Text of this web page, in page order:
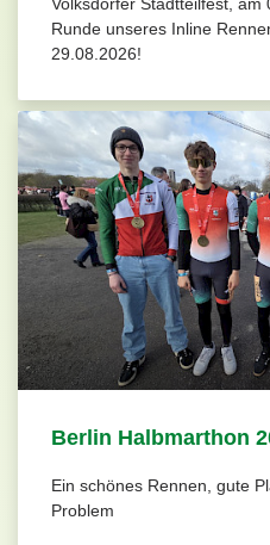
Runde unseres Inline
29.08.2026!
Berlin Halbmarthon
Ein schönes Rennen, gute
Problem